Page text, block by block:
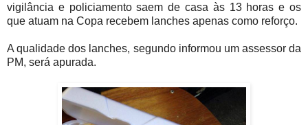
vigilância e policiamento saem de casa às 13 horas e os
que atuam na Copa recebem lanches apenas como reforço.
A qualidade dos lanches, segundo informou um assessor da
PM, será apurada.